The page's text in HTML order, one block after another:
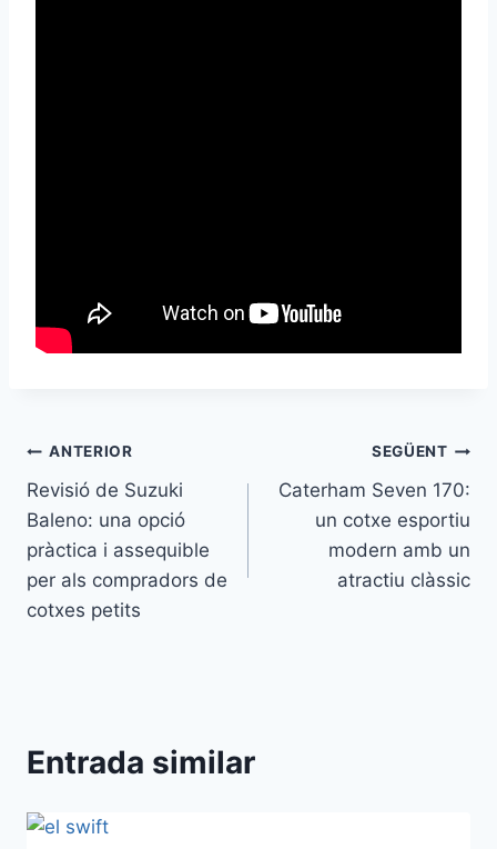
Navegació
d'entrades
ANTERIOR
Revisió de Suzuki
Baleno: una opció
pràctica i assequible
per als compradors de
cotxes petits
SEGÜENT
Caterham Seven 170:
un cotxe esportiu
modern amb un
atractiu clàssic
Entrada similar